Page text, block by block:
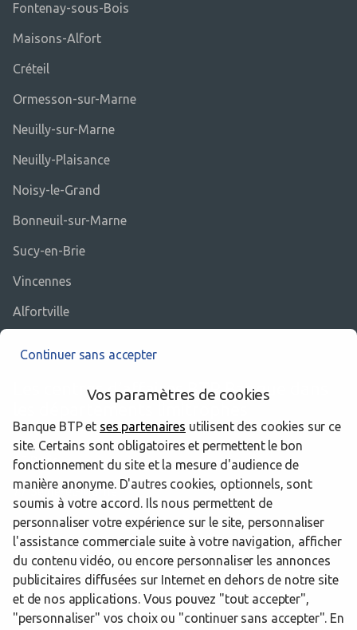
Fontenay-sous-Bois
Maisons-Alfort
Créteil
Ormesson-sur-Marne
Neuilly-sur-Marne
Neuilly-Plaisance
Noisy-le-Grand
Bonneuil-sur-Marne
Sucy-en-Brie
Vincennes
Alfortville
Les centres d’affaires BTP Banque dans
75 Paris
77 Seine-et-Marne
Trouver un centre d’affaires BTP Banque
Val-de-Marne
Champigny sur Marne
Continuer sans accepter
Vos paramètres de cookies
Banque BTP et ses partenaires utilisent des cookies sur ce
site. Certains sont obligatoires et permettent le bon
fonctionnement du site et la mesure d'audience de
manière anonyme. D'autres cookies, optionnels, sont
soumis à votre accord. Ils nous permettent de
personnaliser votre expérience sur le site, personnaliser
l'assistance commerciale suite à votre navigation, afficher
du contenu vidéo, ou encore personnaliser les annonces
publicitaires diffusées sur Internet en dehors de notre site
et de nos applications. Vous pouvez "tout accepter",
"personnaliser" vos choix ou "continuer sans accepter". En